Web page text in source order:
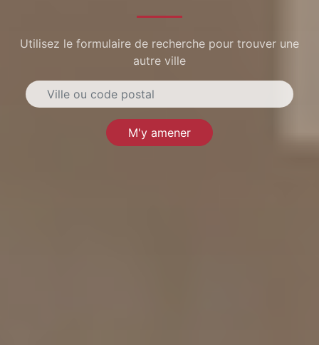
Utilisez le formulaire de recherche pour trouver une
autre ville
M'y amener